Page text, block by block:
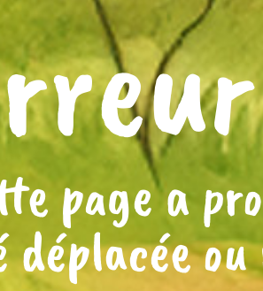
page a
déplacée ou